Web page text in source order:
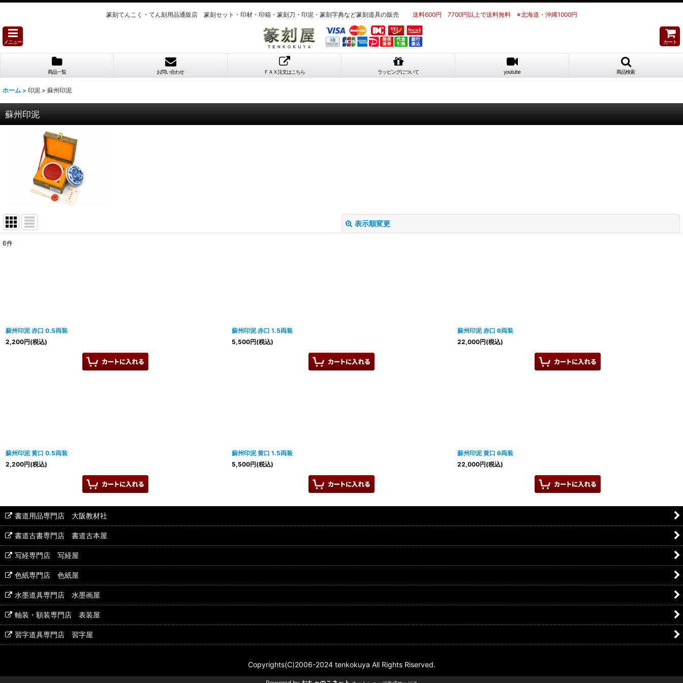
篆刻てんこく・てん刻用品通販店 篆刻セット・印材・印箱・篆刻刀・印泥・篆刻字典など篆刻道具の販売 送料600円 7700円以上で送料無料 ※北海道・沖縄1000円
メニュー カート
商品一覧 お問い合わせ ＦＡＸ注文はこちら ラッピングについて youtube 商品検索
ホーム > 印泥 > 蘇州印泥
蘇州印泥
表示順変更
6件
蘇州印泥 赤口 0.5両装
2,200円(税込)
蘇州印泥 赤口 1.5両装
5,500円(税込)
蘇州印泥 赤口 6両装
22,000円(税込)
蘇州印泥 黄口 0.5両装
2,200円(税込)
蘇州印泥 黄口 1.5両装
5,500円(税込)
蘇州印泥 黄口 6両装
22,000円(税込)
書道用品専門店 大阪教材社
書道古書専門店 書道古本屋
写経専門店 写経屋
色紙専門店 色紙屋
水墨道具専門店 水墨画屋
軸装・額装専門店 表装屋
習字道具専門店 習字屋
Copyrights(C)2006-2024 tenkokuya All Rights Riserved.